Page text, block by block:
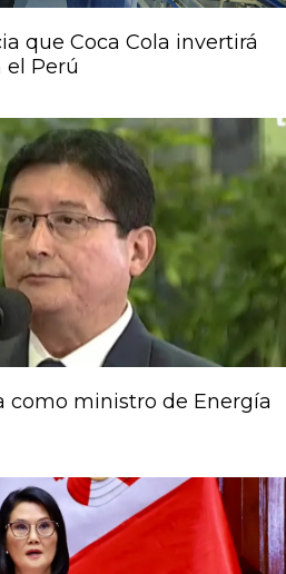
que Coca Cola invertirá
el Perú
como ministro de Energía